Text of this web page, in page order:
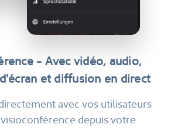
- Avec vidéo, audio,
et diffusion en direct
avec vos utilisateurs
depuis votre